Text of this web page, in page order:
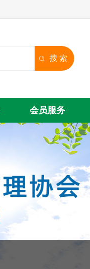
搜 索
会员服务